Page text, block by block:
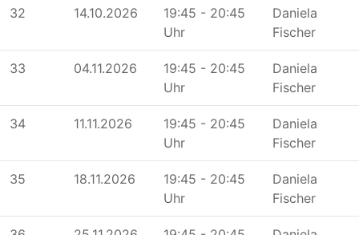
32 14.10.2026
19:45 - 20:45
Uhr
Daniela
Fischer
33 04.11.2026
19:45 - 20:45
Uhr
Daniela
Fischer
34 11.11.2026
19:45 - 20:45
Uhr
Daniela
Fischer
35 18.11.2026
19:45 - 20:45
Uhr
Daniela
Fischer